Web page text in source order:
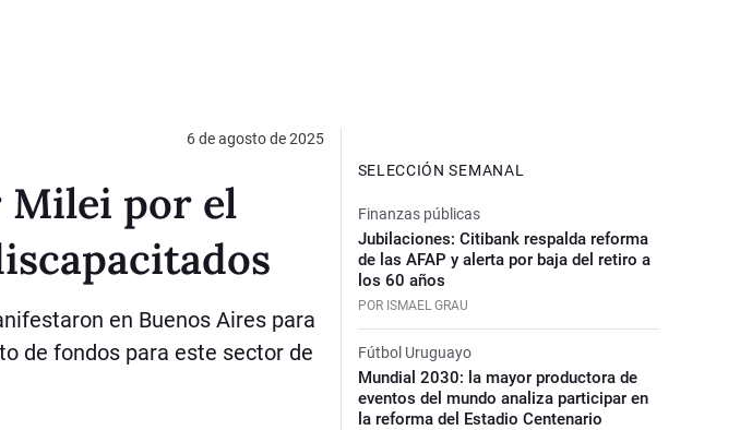
6 de agosto de 2025
Milei por el
en Buenos Aires para
de fondos para este sector de
SELECCIÓN SEMANAL
Finanzas públicas
Jubilaciones: Citibank respalda reforma
de las AFAP y alerta por baja del retiro a
los 60 años
POR ISMAEL GRAU
Fútbol Uruguayo
Mundial 2030: la mayor productora de
eventos del mundo analiza participar en
la reforma del Estadio Centenario